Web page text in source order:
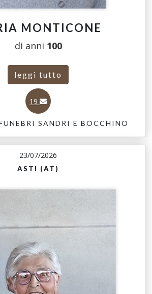
MONTICONE
di anni 100
leggi tutto
19
SANDRI E BOCCHINO
23/07/2026
ASTI (AT)